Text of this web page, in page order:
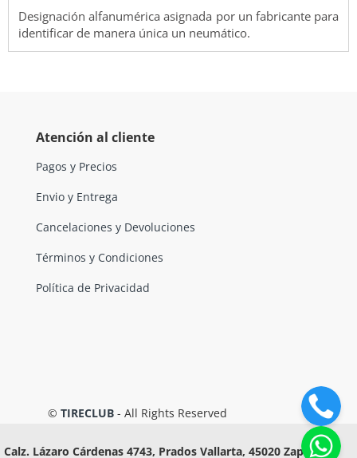
Designación alfanumérica asignada por un fabricante para
identificar de manera única un neumático.
Atención al cliente
Pagos y Precios
Envio y Entrega
Cancelaciones y Devoluciones
Términos y Condiciones
Política de Privacidad
© TIRECLUB - All Rights Reserved
Calz. Lázaro Cárdenas 4743, Prados Vallarta, 45020 Zapopan,